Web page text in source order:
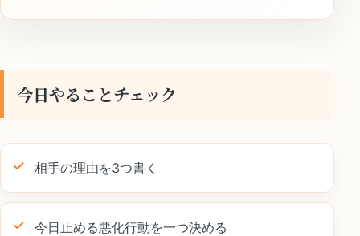
今日やることチェック
相手の理由を3つ書く
今日止める悪化行動を一つ決める